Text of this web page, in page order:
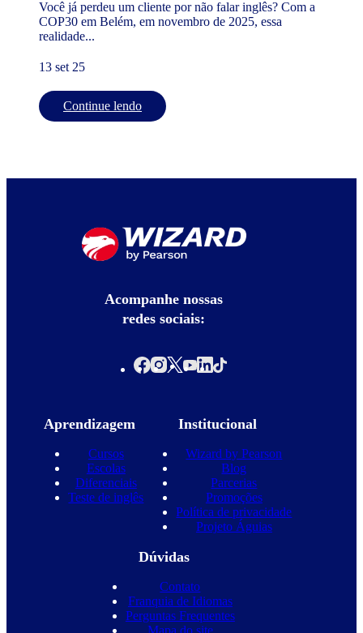
Você já perdeu um cliente por não falar inglês? Com a
COP30 em Belém, em novembro de 2025, essa
realidade...
13 set 25
Continue lendo
Acompanhe nossas
redes sociais:
Aprendizagem
Cursos
Escolas
Diferenciais
Teste de inglês
Institucional
Wizard by Pearson
Blog
Parcerias
Promoções
Política de privacidade
Projeto Águias
Dúvidas
Contato
Franquia de Idiomas
Perguntas Frequentes
Mapa do site